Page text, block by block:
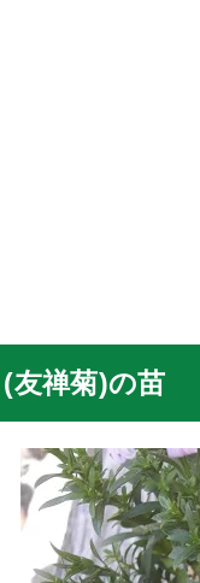
友禅菊)の苗